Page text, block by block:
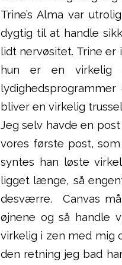
Trine’s Alma var
dygtig til at handle
lidt nervøsitet. Trine
hun er en virkelig
bliver en virkelig
Jeg selv havde en
vores første post,
syntes han løste
ligget længe, så
desværre. Canvas
øjnene og så handle
virkelig i zen med mig
den retning jeg bad